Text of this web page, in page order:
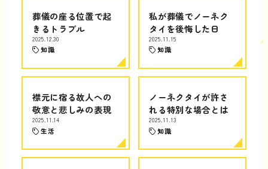
葬儀の座る位置で起
きるトラブル
2025.12.30
知識
私が葬儀でノーネク
タイを後悔した日
2025.11.15
知識
襟元に宿る故人への
敬意と悲しみの表現
2025.11.14
生活
ノーネクタイが許さ
れる特別な場合とは
2025.11.13
知識